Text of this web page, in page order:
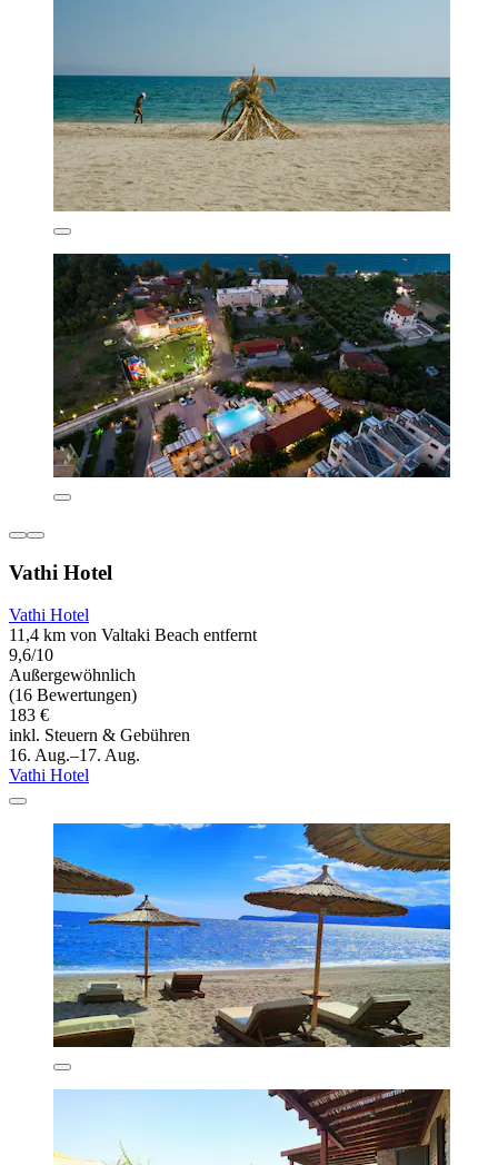
Vathi Hotel
Vathi Hotel
11,4 km von Valtaki Beach entfernt
9,6/10
Außergewöhnlich
(16 Bewertungen)
183 €
inkl. Steuern & Gebühren
16. Aug.–17. Aug.
Vathi Hotel